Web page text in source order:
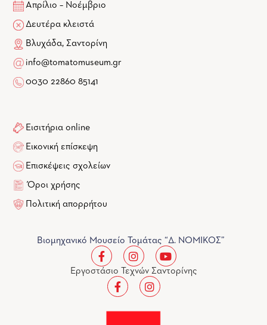
Απρίλιο – Νοέμβριο
Δευτέρα κλειστά
Βλυχάδα, Σαντορίνη
info@tomatomuseum.gr
0030 22860 85141
Εισιτήρια online
Εικονική επίσκεψη
Επισκέψεις σχολείων
Όροι χρήσης
Πολιτική απορρήτου
Βιομηχανικό Μουσείο Τομάτας “Δ. ΝΟΜΙΚΟΣ”
Εργοστάσιο Τεχνών Σαντορίνης